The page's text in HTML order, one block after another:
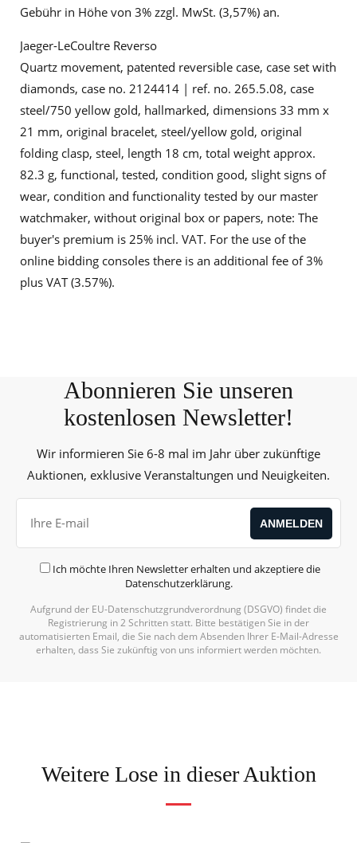
Gebühr in Höhe von 3% zzgl. MwSt. (3,57%) an.
Jaeger-LeCoultre Reverso
Quartz movement, patented reversible case, case set with
diamonds, case no. 2124414 | ref. no. 265.5.08, case
steel/750 yellow gold, hallmarked, dimensions 33 mm x
21 mm, original bracelet, steel/yellow gold, original
folding clasp, steel, length 18 cm, total weight approx.
82.3 g, functional, tested, condition good, slight signs of
wear, condition and functionality tested by our master
watchmaker, without original box or papers, note: The
buyer's premium is 25% incl. VAT. For the use of the
online bidding consoles there is an additional fee of 3%
plus VAT (3.57%).
Abonnieren Sie unseren
kostenlosen Newsletter!
Wir informieren Sie 6-8 mal im Jahr über zukünftige
Auktionen, exklusive Veranstaltungen und Neuigkeiten.
Ich möchte Ihren Newsletter erhalten und akzeptiere die
Datenschutzerklärung.
Aufgrund der EU-Datenschutzgrundverordnung (DSGVO) findet die
Registrierung in 2 Schritten statt. Bitte bestätigen Sie in der
automatisierten Email, die Sie nach dem Absenden Ihrer E-Mail-Adresse
erhalten, dass Sie zukünftig von uns informiert werden möchten.
Weitere Lose in dieser Auktion